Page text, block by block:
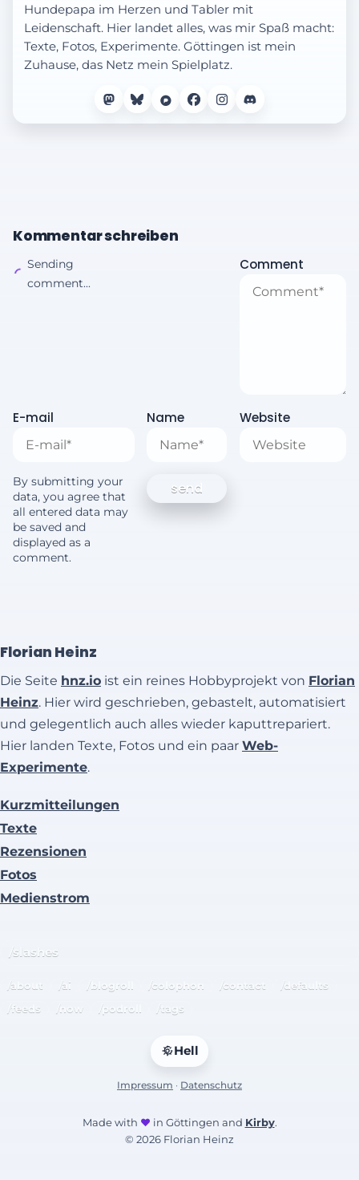
Hundepapa im Herzen und Tabler mit
Leidenschaft. Hier landet alles, was mir Spaß macht:
Texte, Fotos, Experimente. Göttingen ist mein
Zuhause, das Netz mein Spielplatz.
Kommentar schreiben
Sending
comment...
Comment
E-mail Name Website
By submitting your
data, you agree that
all entered data may
be saved and
displayed as a
comment.
Florian Heinz
Die Seite hnz.io ist ein reines Hobbyprojekt von Florian
Heinz. Hier wird geschrieben, gebastelt, automatisiert
und gelegentlich auch alles wieder kaputtrepariert.
Hier landen Texte, Fotos und ein paar Web-
Experimente.
Kurzmitteilungen
Texte
Rezensionen
Fotos
Medienstrom
/slashes
/about /ai /blogroll /colophon /contact
/defaults
/feeds
/now /podroll /tags
Hell
Impressum · Datenschutz
Made with ♥ in Göttingen and Kirby.
© 2026 Florian Heinz